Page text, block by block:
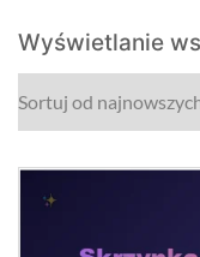
Wyświetlanie